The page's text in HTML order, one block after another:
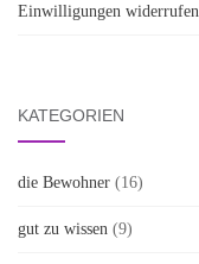
Einwilligungen widerrufen
KATEGORIEN
die Bewohner (16)
gut zu wissen (9)